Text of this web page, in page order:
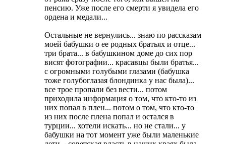
пенсию. Уже после его смерти я увидела его
ордена и медали...
Остальные не вернулись... знаю по рассказам
моей бабушки о ее родных братьях и отце...
три брата... в бабушкином доме до сих пор
висят фотографии... красавцы были братья...
с огромными голубыми глазами (бабушка
тоже голубоглазая блондинка у нас была)...
все трое пропали без вести... потом
приходила информация о том, что кто-то из
них попал в плен... потом о том, что кто-то
из них после плена попал и остался в
турции... хотели искать... но не стали... у
бабушки на тот момент уже были маленькие